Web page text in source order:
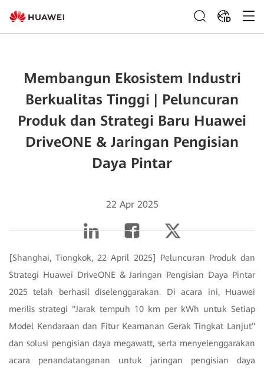
ID
Membangun Ekosistem Industri
Berkualitas Tinggi | Peluncuran
Produk dan Strategi Baru Huawei
DriveONE & Jaringan Pengisian
Daya Pintar
22 Apr 2025
[Shanghai, Tiongkok, 22 April 2025] Peluncuran Produk dan
Strategi Huawei DriveONE & Jaringan Pengisian Daya Pintar
2025 telah berhasil diselenggarakan. Di acara ini, Huawei
merilis strategi "Jarak tempuh 10 km per kWh untuk Setiap
Model Kendaraan dan Fitur Keamanan Gerak Tingkat Lanjut"
dan solusi pengisian daya megawatt, serta menyelenggarakan
acara penandatanganan untuk jaringan pengisian daya